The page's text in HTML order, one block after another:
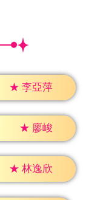
★ 李亞萍
★ 廖峻
★ 林逸欣